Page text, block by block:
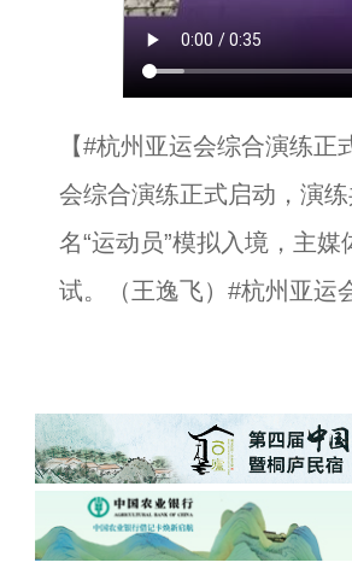
【#杭州亚运会综合演练
会综合演练正式启动，演
名“运动员”模拟入境，主
试。（王逸飞）#杭州亚运